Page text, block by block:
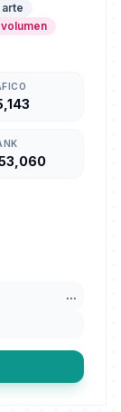
arte
...